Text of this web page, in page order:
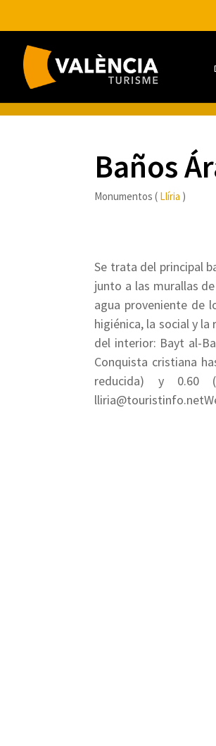
Baños
Monumentos ( Llíria )
Se trata del principal
junto a las murallas
agua proveniente de
higiénica, la social y
del interior: Bayt al-
Conquista cristiana
reducida) y 0.60